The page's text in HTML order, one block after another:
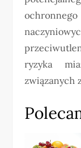
ryzyka
związanych